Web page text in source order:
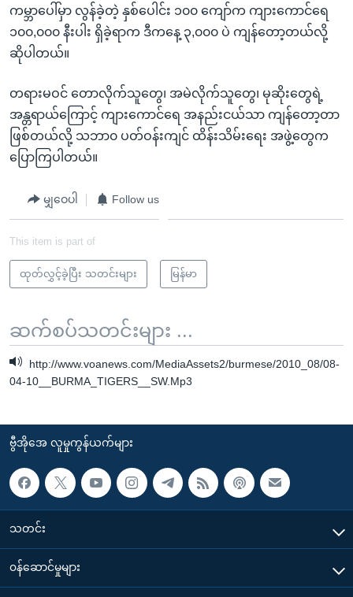
ကမ္ဘာပေါ်မှာ လွန်ခဲ့တဲ့ နှစ်ပေါင်း ၁၀၀ ကျော်က ကျားကောင်ရေ
၁၀၀,၀၀၀ နီးပါး ရှိခဲ့ရာက ဒီကနေ့ ၃,၀၀၀ ပဲ ကျန်တော့တယ်လို့
ဆိုပါတယ်။
တရားမဝင် တောလိုက်သူတွေ၊ အမဲလိုက်သူတွေ၊ မုဆိုးတွေရဲ့
အန္တရာယ်ကြောင့် ကျားကောင်ရေ အနည်းငယ်သာ ကျန်တော့တာ
ဖြစ်တယ်လို့ သဘာ၀ ပတ်ဝန်းကျင် ထိန်းသိမ်းရေး အဖွဲ့တွေက
ပြောကြပါတယ်။
မျှဝေပါ Follow us
This item is part of
ထုတ်လွှင့်ခဲ့ပြီး သတင်းများ မြန်မာ
ဆက်စပ်သတင်းများ ...
http://www.voanews.com/MediaAssets2/burmese/2010_08/08-
04-10__BURMA_TIGERS__SW.Mp3
ဗွီအိုအေ လူမှုကွန်ယက်များ
သတင်း
၀န်ဆောင်မှုများ